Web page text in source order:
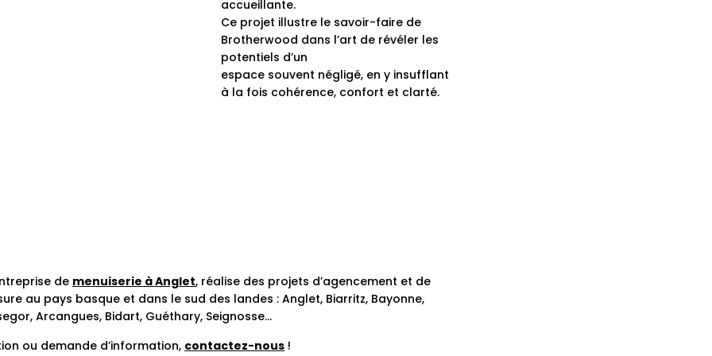
accueillante.
Ce projet illustre le savoir-faire de
Brotherwood dans l’art de révéler les
potentiels d’un
espace souvent négligé, en y insufflant
à la fois cohérence, confort et clarté.
de menuiserie à Anglet, réalise des projets d’agencement et de
au pays basque et dans le sud des landes :Anglet, Biarritz, Bayonne,
Arcangues, Bidart, Guéthary, Seignosse…
ou demande d’information, contactez-nous !